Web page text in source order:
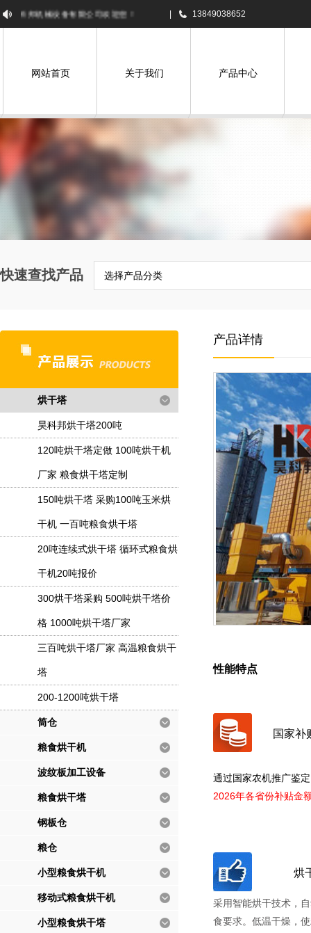
机械设备有限公司欢迎您！ 13849038652
网站首页 关于我们 产品中心
快速查找产品 选择产品分类
烘干塔
昊科邦烘干塔200吨
120吨烘干塔定做 100吨烘干机
厂家 粮食烘干塔定制
150吨烘干塔 采购100吨玉米烘
干机 一百吨粮食烘干塔
20吨连续式烘干塔 循环式粮食烘
干机20吨报价
300烘干塔采购 500吨烘干塔价
格 1000吨烘干塔厂家
三百吨烘干塔厂家 高温粮食烘干
塔
200-1200吨烘干塔
筒仓
粮食烘干机
波纹板加工设备
粮食烘干塔
钢板仓
粮仓
小型粮食烘干机
移动式粮食烘干机
小型粮食烘干塔
产品详情
性能特点
国家补
通过国家农机推广鉴
2026年各省份补贴金
烘
采用智能烘干技术，
食要求。低温干燥，